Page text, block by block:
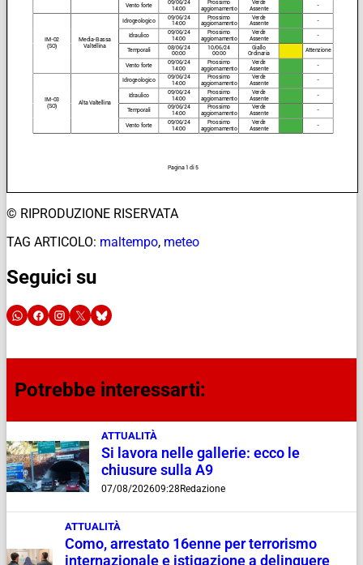
© RIPRODUZIONE RISERVATA
TAG ARTICOLO: maltempo, meteo
Seguici su
Potrebbe interessarti:
ATTUALITÀ
Si lavora nelle gallerie: ecco le
chiusure sulla A9
07/08/202609:28 Redazione
ATTUALITÀ
Como, arrestato 16enne per terrorismo
internazionale e istigazione a delinquere